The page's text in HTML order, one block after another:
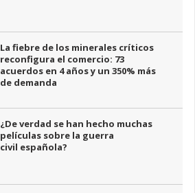
La fiebre de los minerales críticos
reconfigura el comercio: 73
acuerdos en 4 años y un 350% más
de demanda
¿De verdad se han hecho muchas
películas sobre la guerra
civil española?